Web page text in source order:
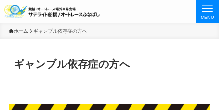
MENU
ホーム ギャンブル依存症の方へ
ギャンブル依存症の方へ